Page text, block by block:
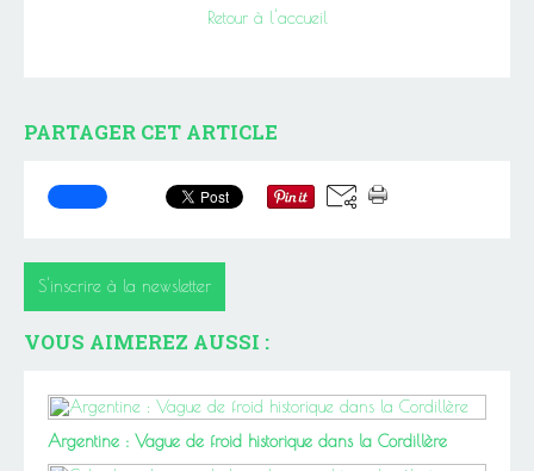
Retour à l'accueil
PARTAGER CET ARTICLE
S'inscrire à la newsletter
VOUS AIMEREZ AUSSI :
Argentine : Vague de froid historique dans la Cordillère